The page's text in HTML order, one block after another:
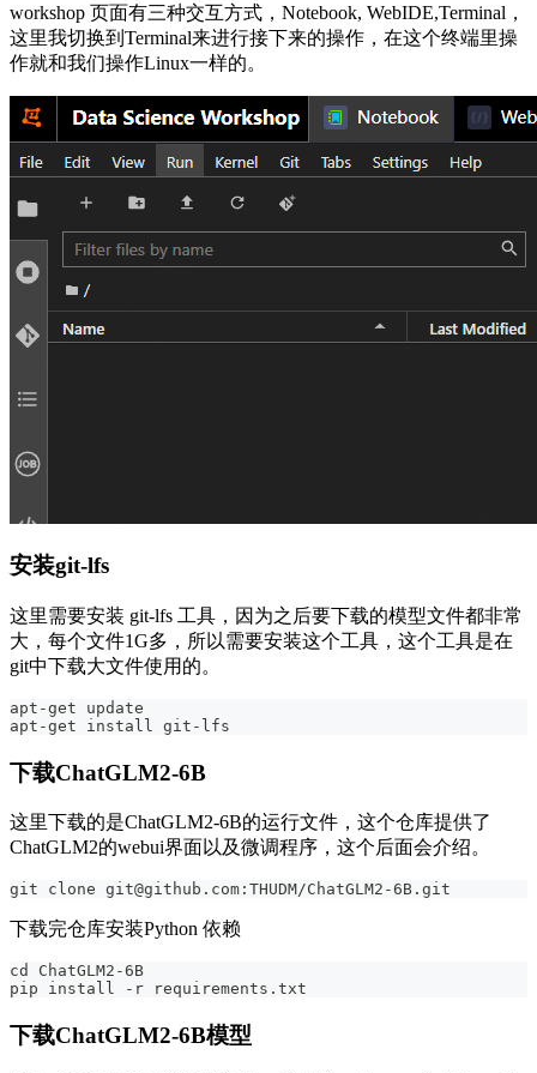
workshop 页面有三种交互方式，Notebook, WebIDE,Terminal，
这里我切换到Terminal来进行接下来的操作，在这个终端里操
作就和我们操作Linux一样的。
安装git-lfs
这里需要安装 git-lfs 工具，因为之后要下载的模型文件都非常
大，每个文件1G多，所以需要安装这个工具，这个工具是在
git中下载大文件使用的。
apt-get update
apt-get install git-lfs
下载ChatGLM2-6B
这里下载的是ChatGLM2-6B的运行文件，这个仓库提供了
ChatGLM2的webui界面以及微调程序，这个后面会介绍。
git clone git@github.com:THUDM/ChatGLM2-6B.git
下载完仓库安装Python 依赖
cd ChatGLM2-6B
pip install -r requirements.txt
下载ChatGLM2-6B模型